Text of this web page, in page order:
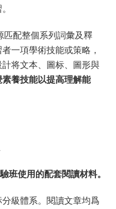
匹配整個系列詞彙及釋
一項學術技能或策略，
将文本、圖标、圖形與
素養技能以提高理解能
使用的配套閱讀材料。
級體系。閱讀文章均爲